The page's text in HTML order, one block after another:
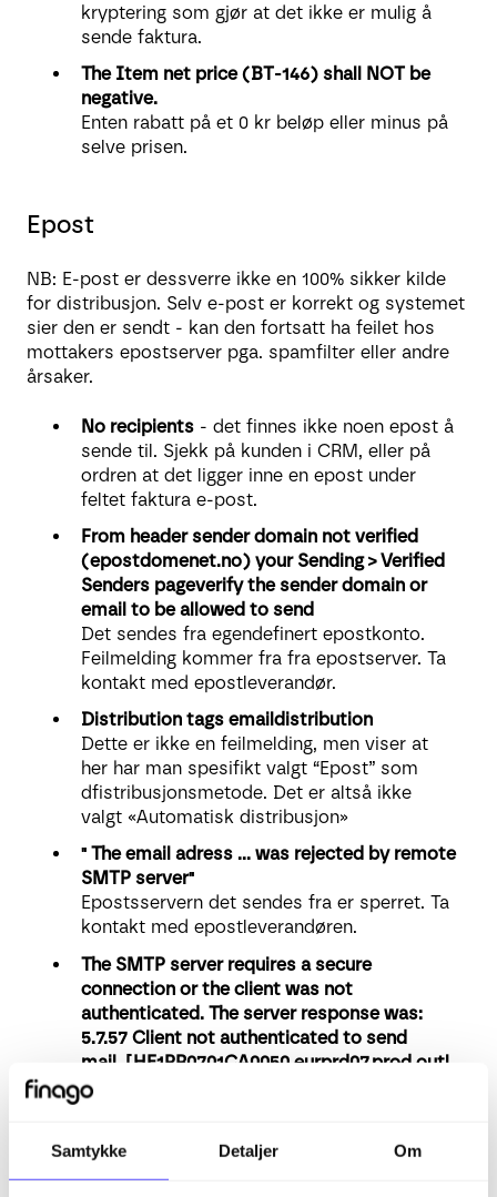
Samtykke Detaljer Om
kryptering som gjør at det ikke er mulig å
sende faktura.
The Item net price (BT-146) shall NOT be
negative.
Enten rabatt på et 0 kr beløp eller minus på
selve prisen.
Epost
NB: E-post er dessverre ikke en 100% sikker kilde
for distribusjon. Selv e-post er korrekt og systemet
sier den er sendt - kan den fortsatt ha feilet hos
mottakers epostserver pga. spamfilter eller andre
årsaker.
No recipients - det finnes ikke noen epost å
sende til. Sjekk på kunden i CRM, eller på
ordren at det ligger inne en epost under
feltet faktura e-post.
From header sender domain not verified
(epostdomenet.no) your Sending > Verified
Senders pageverify the sender domain or
email to be allowed to send
Det sendes fra egendefinert epostkonto.
Feilmelding kommer fra fra epostserver. Ta
kontakt med epostleverandør.
Distribution tags emaildistribution
Dette er ikke en feilmelding, men viser at
her har man spesifikt valgt “Epost” som
dfistribusjonsmetode. Det er altså ikke
valgt «Automatisk distribusjon»
" The email adress ... was rejected by remote
SMTP server"
Epostsservern det sendes fra er sperret. Ta
kontakt med epostleverandøren.
The SMTP server requires a secure
connection or the client was not
authenticated. The server response was:
5.7.57 Client not authenticated to send
mail. [HE1PR0701CA0050.eurprd07.prod.outl
ook.com]